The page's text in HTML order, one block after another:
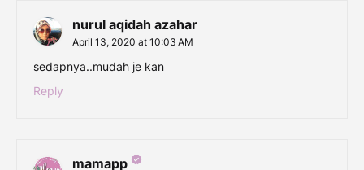
nurul aqidah azahar
April 13, 2020 at 10:03 AM
sedapnya..mudah je kan
Reply
mamapp